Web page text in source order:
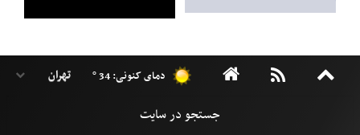
دمای کنونی: 34 °